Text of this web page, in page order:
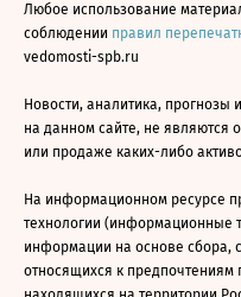
Любое использование
соблюдении правил
vedomosti-spb.ru
Новости, аналитика, прогнозы
на данном сайте, не являются
или продаже каких-либо
На информационном ресурсе
технологии (информационные
информации на основе сбора,
относящихся к предпочтениям